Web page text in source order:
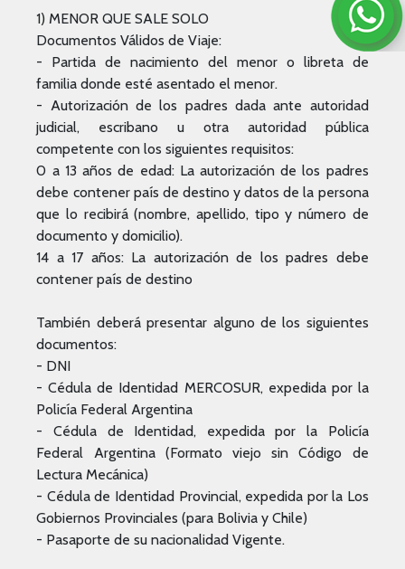
1) MENOR QUE SALE SOLO
Documentos Válidos de Viaje:
- Partida de nacimiento del menor o libreta de
familia donde esté asentado el menor.
- Autorización de los padres dada ante autoridad
judicial, escribano u otra autoridad pública
competente con los siguientes requisitos:
0 a 13 años de edad: La autorización de los padres
debe contener país de destino y datos de la persona
que lo recibirá (nombre, apellido, tipo y número de
documento y domicilio).
14 a 17 años: La autorización de los padres debe
contener país de destino
También deberá presentar alguno de los siguientes
documentos:
- DNI
- Cédula de Identidad MERCOSUR, expedida por la
Policía Federal Argentina
- Cédula de Identidad, expedida por la Policía
Federal Argentina (Formato viejo sin Código de
Lectura Mecánica)
- Cédula de Identidad Provincial, expedida por la Los
Gobiernos Provinciales (para Bolivia y Chile)
- Pasaporte de su nacionalidad Vigente.